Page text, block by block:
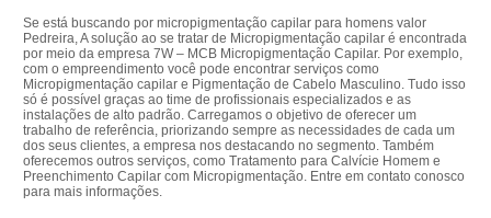
Se está buscando por micropigmentação capilar para homens valor
Pedreira, A solução ao se tratar de Micropigmentação capilar é encontrada
por meio da empresa 7W – MCB Micropigmentação Capilar. Por exemplo,
com o empreendimento você pode encontrar serviços como
Micropigmentação capilar e Pigmentação de Cabelo Masculino. Tudo isso
só é possível graças ao time de profissionais especializados e as
instalações de alto padrão. Carregamos o objetivo de oferecer um
trabalho de referência, priorizando sempre as necessidades de cada um
dos seus clientes, a empresa nos destacando no segmento. Também
oferecemos outros serviços, como Tratamento para Calvície Homem e
Preenchimento Capilar com Micropigmentação. Entre em contato conosco
para mais informações.